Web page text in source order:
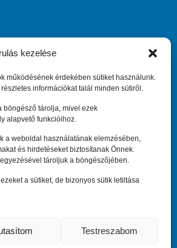
kezelése
működésének érdekében sütiket használunk.
információkat talál minden sütiről.
böngésző tárolja, mivel ezek
alapvető funkcióihoz.
a weboldal használatának elemzésében,
és hirdetéseket biztosítanak Önnek.
tároljuk a böngészőjében.
a sütiket, de bizonyos sütik letiltása
Testreszabom
kapcsolatban
elérhetőség:
eeninfo@hepa.hu
–